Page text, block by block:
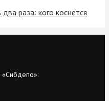
раза: кого коснётся